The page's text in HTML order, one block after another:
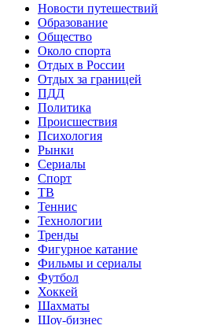
Новости путешествий
Образование
Общество
Около спорта
Отдых в России
Отдых за границей
ПДД
Политика
Происшествия
Психология
Рынки
Сериалы
Спорт
ТВ
Теннис
Технологии
Тренды
Фигурное катание
Фильмы и сериалы
Футбол
Хоккей
Шахматы
Шоу-бизнес